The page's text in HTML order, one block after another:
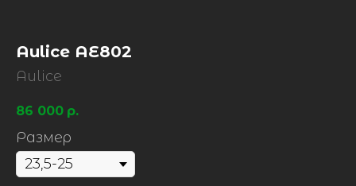
Aulice AE802
Aulice
86 000 р.
Размер